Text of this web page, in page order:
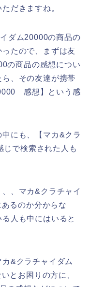
だきますね。
ダム20000の商品の
たので、まずは友
の商品の感想につい
、その友達が携帯
感想】という感
にも、【マカ&クラ
で検索された人も
、マカ&クラチャイ
るのか分からな
人も中にはいると
&クラチャイダム
とお困りの方に、